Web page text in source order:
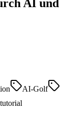
AI und
AI-Golf
tutorial